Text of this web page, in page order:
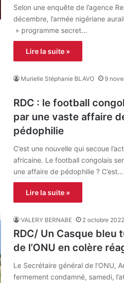
Selon une enquête de l’agence
décembre, l’armée nigériane
» programme secret…
Lire la suite »
Murielle Stéphanie BLAVO
9
RDC : le football
par une vaste affaire
pédophilie
C’est une nouvelle qui secoue
africaine. Le football congolais
une affaire de pédophilie ? C’est…
Lire la suite »
VALERY BERNABE 2 octobre 2022
RDC/ Un Casque bleu
de l’ONU en colère
Le Secrétaire général de l’ONU,
fermement condamné, samedi,